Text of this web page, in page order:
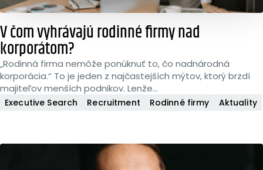
V čom vyhrávajú rodinné firmy nad
korporátom?
„Rodinná firma nemôže ponúknuť to, čo nadnárodná
korporácia.“ To je jeden z najčastejších mýtov, ktorý brzdí
majiteľov menších podnikov. Lenže...
Executive Search Recruitment Rodinné firmy Aktuality